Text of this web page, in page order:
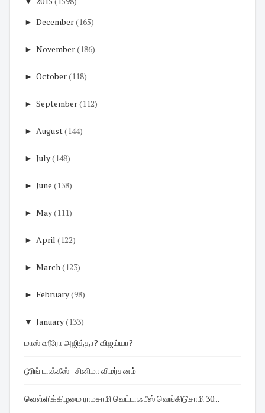
► December(165)
► November(186)
► October(118)
► September(112)
► August(144)
► July(148)
► June (138)
► May(111)
► April (122)
► March(123)
► February(98)
▼ January(133)
மாஸ் ஹீரோ அஜித்தா? விஜய்யா?
டூரிங் டாக்கீஸ் - சினிமா விமர்சனம்
வெள்ளிக்கிழமை ராமசாமி வெட்டாஃபீஸ் வெங்கிடுசாமி 30...